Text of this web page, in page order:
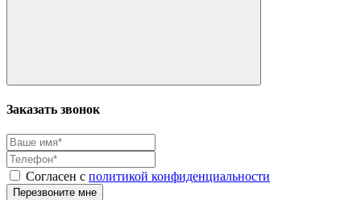
Заказать звонок
Согласен с политикой конфиденциальности
Перезвоните мне